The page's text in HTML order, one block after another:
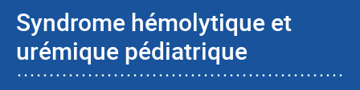
Syndrome hémolytique et
urémique pédiatrique